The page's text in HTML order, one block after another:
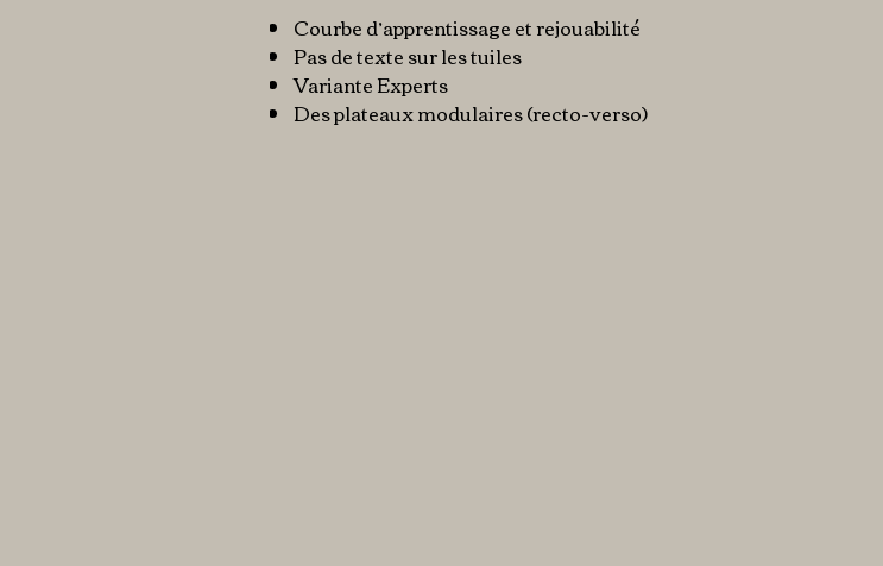
Courbe d’apprentissage et rejouabilité
Pas de texte sur les tuiles
Variante Experts
Des plateaux modulaires (recto-verso)